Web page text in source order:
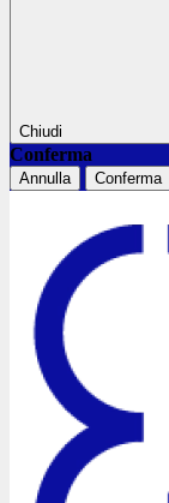
Chiudi
Conferma
Annulla Conferma